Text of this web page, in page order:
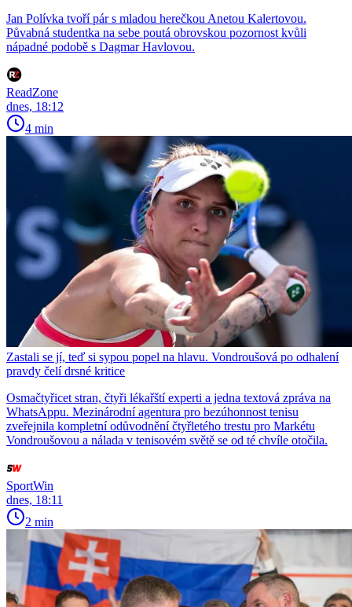
Jan Polívka tvoří pár s mladou herečkou Anetou Kalertovou.
Půvabná studentka na sebe poutá obrovskou pozornost kvůli
nápadné podobě s Dagmar Havlovou.
ReadZone
dnes, 18:12
4 min
Zastali se jí, teď si sypou popel na hlavu. Vondroušová po odhalení
pravdy čelí drsné kritice
Osmačtyřicet stran, čtyři lékařští experti a jedna textová zpráva na
WhatsAppu. Mezinárodní agentura pro bezúhonnost tenisu
zveřejnila kompletní odůvodnění čtyřletého trestu pro Markétu
Vondroušovou a nálada v tenisovém světě se od té chvíle otočila.
SportWin
dnes, 18:11
2 min